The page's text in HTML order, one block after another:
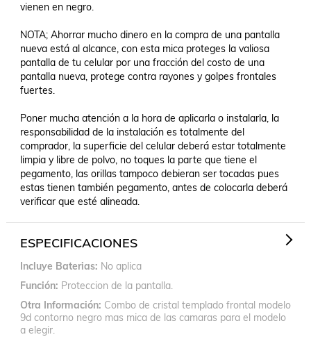
vienen en negro.
NOTA; Ahorrar mucho dinero en la compra de una pantalla
nueva está al alcance, con esta mica proteges la valiosa
pantalla de tu celular por una fracción del costo de una
pantalla nueva, protege contra rayones y golpes frontales
fuertes.
Poner mucha atención a la hora de aplicarla o instalarla, la
responsabilidad de la instalación es totalmente del
comprador, la superficie del celular deberá estar totalmente
limpia y libre de polvo, no toques la parte que tiene el
pegamento, las orillas tampoco debieran ser tocadas pues
estas tienen también pegamento, antes de colocarla deberá
verificar que esté alineada.
ESPECIFICACIONES
Incluye Baterias No aplica
Función Proteccion de la pantalla.
Otra Información Combo de cristal templado frontal modelo
9d contorno negro mas mica de las camaras para el modelo
a elegir.